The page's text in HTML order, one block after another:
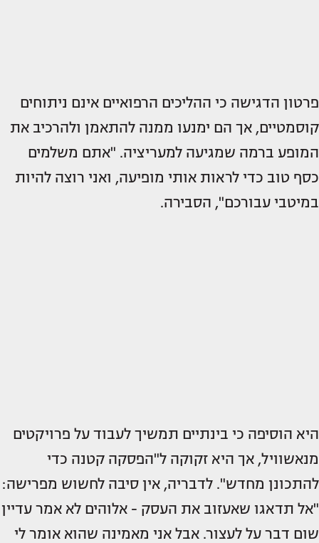
פרטון הדגישה כי ההליכים הרפואיים אינם ניתוחים
קוסמטיים, אך הם ימנעו ממנה להתאמן ולהרכיב את
המופע ברמה שמגיעה למעריציה. "אתם משלמים
כסף טוב כדי לראות אותי מופיעה, ואני רוצה להיות
במיטבי עבורכם", הסבירה.
היא הוסיפה כי בינתיים תמשיך לעבוד על פרויקטים
מנאשוויל, אך היא זקוקה ל"הפסקה קטנה כדי
להתכונן מחדש". לדבריה, אין סיבה לחשוש מפרישה:
"אל תדאגו שאעזוב את העסק - אלוהים לא אמר עדיין
שום דבר על לעצור. אבל אני מאמינה שהוא אומר לי